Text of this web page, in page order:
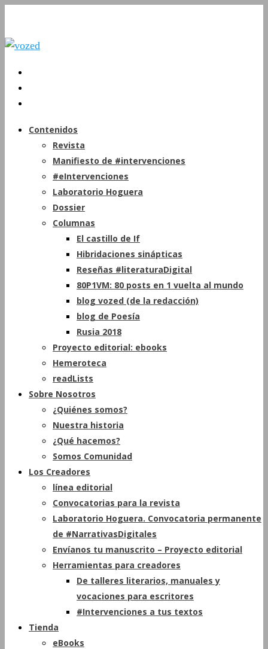
Contenidos
Revista
Manifiesto de #intervenciones
#eIntervenciones
Laboratorio Hoguera
Dossier
Columnas
El castillo de If
Hibridaciones sinápticas
Reseñas #literaturaDigital
80P1VM: 80 posts en 1 vuelta al mundo
blog vozed (de la redacción)
blog de Poesía
Rusia 2018
Proyecto editorial: ebooks
Hemeroteca
readLists
Sobre Nosotros
¿Quiénes somos?
Nuestra historia
¿Qué hacemos?
Somos Comunidad
Los Creadores
línea editorial
Convocatorias para la revista
Laboratorio Hoguera. Convocatoria permanente
de #NarrativasDigitales
Envíanos tu manuscrito – Proyecto editorial
Herramientas para creadores
De talleres literarios, manuales y
vocaciones para escritores
#Intervenciones a tus textos
Tienda
eBooks